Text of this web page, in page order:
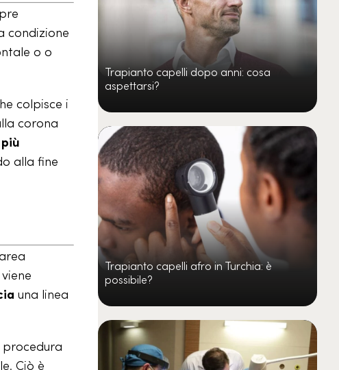
condizione
o o
colpisce i
corona
più
alla fine
una linea
Ciò è
Trapianto capelli dopo anni: cosa
aspettarsi?
Trapianto capelli afro in Turchia: è
possibile?